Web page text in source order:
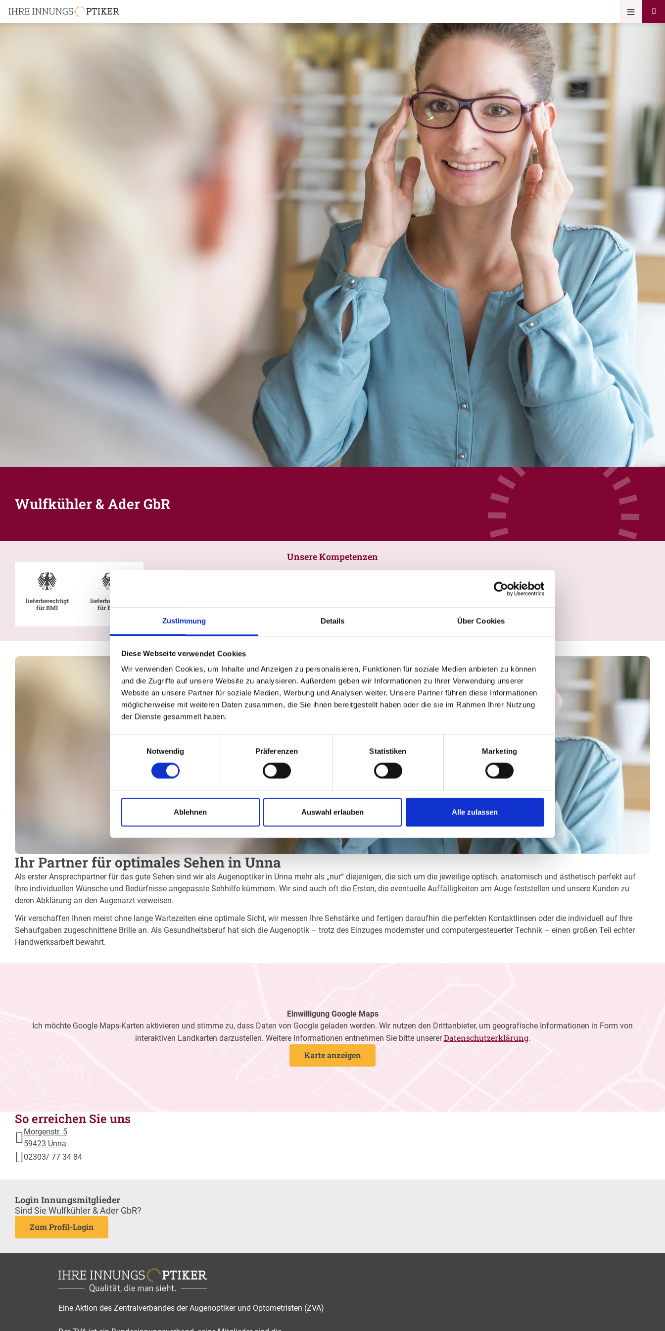
Zustimmung Details Über Cookies
Diese Webseite verwendet Cookies
Wir verwenden Cookies, um Inhalte und Anzeigen zu personalisieren, Funktionen für soziale Medien anbieten zu können
und die Zugriffe auf unsere Website zu analysieren. Außerdem geben wir Informationen zu Ihrer Verwendung unserer
Website an unsere Partner für soziale Medien, Werbung und Analysen weiter. Unsere Partner führen diese Informationen
möglicherweise mit weiteren Daten zusammen, die Sie ihnen bereitgestellt haben oder die sie im Rahmen Ihrer Nutzung
der Dienste gesammelt haben.
Notwendig
Präferenzen Statistiken Marketing
Ablehnen Auswahl erlauben Alle zulassen
Wulfkühler & Ader GbR
Unsere Kompetenzen
lieferberechtigt
für BMI
lieferberechtigt
für BMVg
Ihr Partner für optimales Sehen in Unna
Als erster Ansprechpartner für das gute Sehen sind wir als Augenoptiker in Unna mehr als „nur“ diejenigen, die sich um die jeweilige optisch, anatomisch und ästhetisch perfekt auf
Ihre individuellen Wünsche und Bedürfnisse angepasste Sehhilfe kümmern. Wir sind auch oft die Ersten, die eventuelle Auffälligkeiten am Auge feststellen und unsere Kunden zu
deren Abklärung an den Augenarzt verweisen.
Wir verschaffen Ihnen meist ohne lange Wartezeiten eine optimale Sicht, wir messen Ihre Sehstärke und fertigen daraufhin die perfekten Kontaktlinsen oder die individuell auf Ihre
Sehaufgaben zugeschnittene Brille an. Als Gesundheitsberuf hat sich die Augenoptik – trotz des Einzuges modernster und computergesteuerter Technik – einen großen Teil echter
Handwerksarbeit bewahrt.
Einwilligung Google Maps
Ich möchte Google Maps-Karten aktivieren und stimme zu, dass Daten von Google geladen werden. Wir nutzen den Drittanbieter, um geografische Informationen in Form von
interaktiven Landkarten darzustellen. Weitere Informationen entnehmen Sie bitte unsererDatenschutzerklärung.
Karte anzeigen
So erreichen Sie uns
Morgenstr. 5
59423 Unna
02303/ 77 34 84
Login Innungsmitglieder
Sind Sie Wulfkühler & Ader GbR?
Zum Profil-Login
Eine Aktion des Zentralverbandes der Augenoptiker und Optometristen (ZVA)